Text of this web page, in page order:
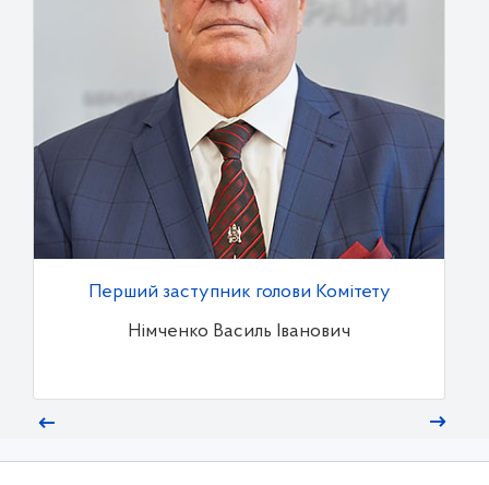
Перший заступник голови Комітету
Німченко Василь Іванович